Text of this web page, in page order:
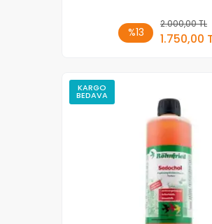
%13
2.000,00 TL
1.750,00
Sepete
KARGO
BEDAVA